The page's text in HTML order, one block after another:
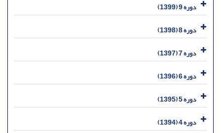
دوره 9 (1399)
دوره 8 (1398)
دوره 7 (1397)
دوره 6 (1396)
دوره 5 (1395)
دوره 4 (1394)